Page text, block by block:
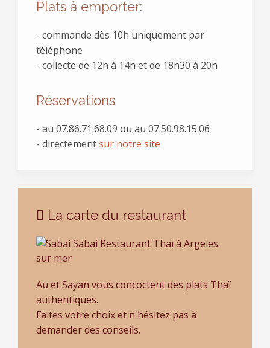
Plats à emporter:
- commande dès 10h uniquement par
téléphone
- collecte de 12h à 14h et de 18h30 à 20h
Réservations
- au 07.86.71.68.09 ou au 07.50.98.15.06
- directementsur notre site
La carte du restaurant
Au et Sayan vous concoctent des plats Thaï
authentiques.
Faites votre choix et n'hésitez pas à
demander des conseils.